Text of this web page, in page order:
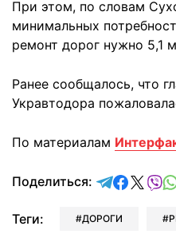
При этом, по словам
минимальных
ремонт дорог нужно 5,1
Ранее сообщалось, что
Укравтодора
По материалам
Поделиться:
Теги: ДОРОГИ